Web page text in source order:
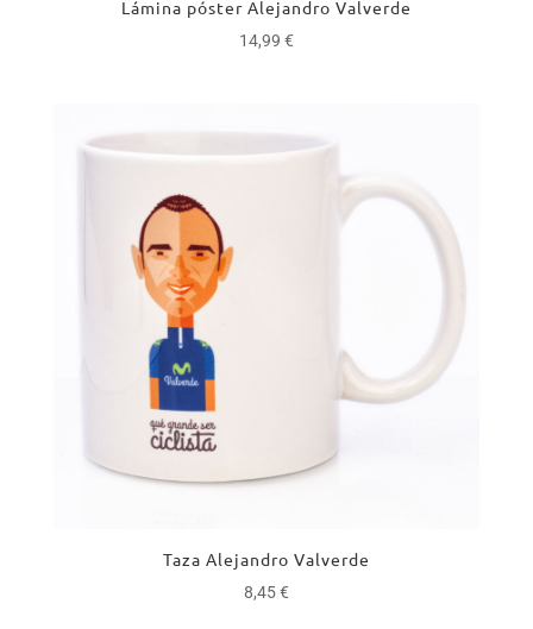
Lámina póster Alejandro Valverde
14,99 €
Taza Alejandro Valverde
8,45€